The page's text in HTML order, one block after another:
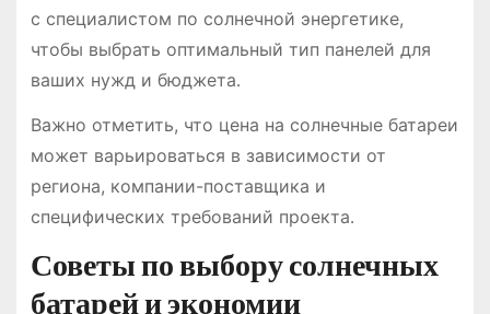
с специалистом по солнечной энергетике,
чтобы выбрать оптимальный тип панелей для
ваших нужд и бюджета․
Важно отметить, что цена на солнечные батареи
может варьироваться в зависимости от
региона, компании-поставщика и
специфических требований проекта․
Советы по выбору солнечных
батарей и экономии